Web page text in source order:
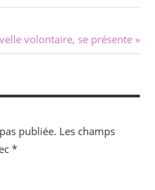
volontaire, se présente
publiée. Les champs
*